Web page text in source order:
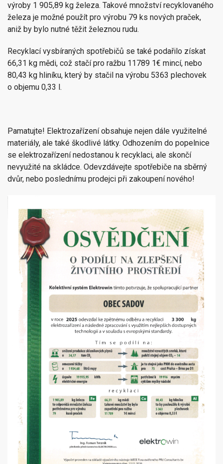
výroby 1 905,89 kg železa. Takové množství recyklovaného
železa je možné použít pro výrobu 79 ks nových praček,
aniž by bylo nutné těžit železnou rudu.
Recyklací vysbíraných spotřebičů se také podařilo získat
66,31 kg mědi, což stačí pro ražbu 11789 1€ mincí, nebo
80,43 kg hliníku, který by stačil na výrobu 5363 plechovek
o objemu 0,33 l.
Pamatujte! Elektrozařízení obsahuje nejen dále využitelné
materiály, ale také škodlivé látky. Odhozením do popelnice
se elektrozařízení nedostanou k recyklaci, ale skončí
nevyužité na skládce. Odevzdávejte spotřebiče na sběrný
dvůr, nebo poslednímu prodejci při zakoupení nového!